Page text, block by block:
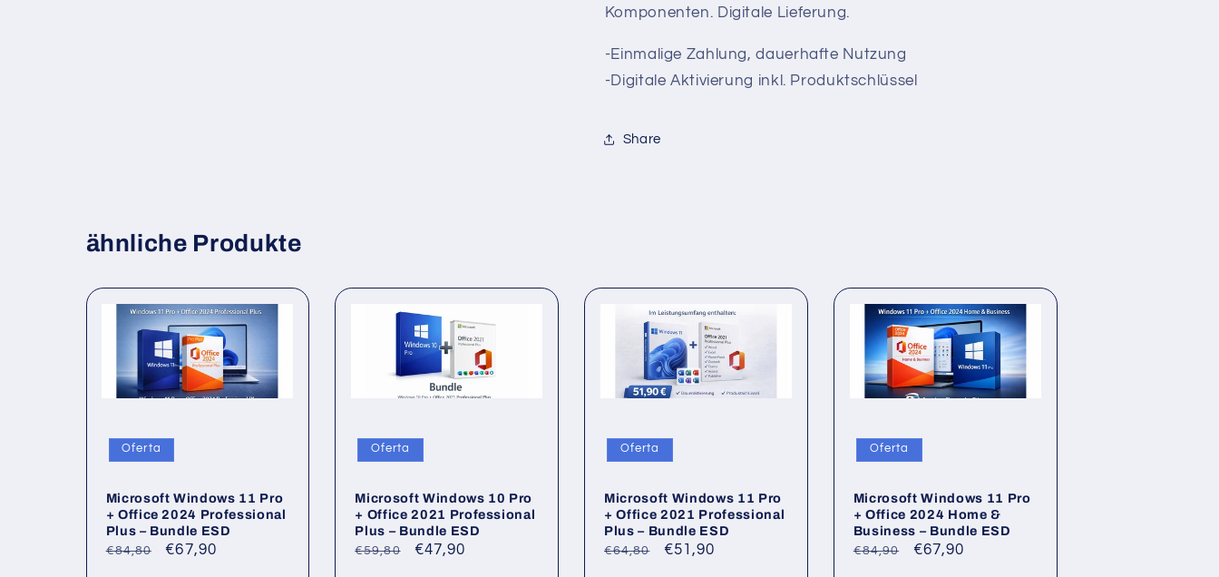
–
ESD
–
ESD
Komponenten. Digitale Lieferung.
-Einmalige Zahlung, dauerhafte Nutzung
-Digitale Aktivierung inkl. Produktschlüssel
Share
ähnliche Produkte
Microsoft Windows 11 Pro
+ Office 2024 Professional
Plus – Bundle ESD
Precio
€84,80
Precio
€67,90
Oferta
Microsoft Windows 10 Pro
+ Office 2021 Professional
Plus – Bundle ESD
Precio
€59,80
Precio
€47,90
Oferta
Microsoft Windows 11 Pro
+ Office 2021 Professional
Plus – Bundle ESD
Precio
€64,80
Precio
€51,90
Oferta
Microsoft Windows 11 Pro
+ Office 2024 Home &
Business – Bundle ESD
Precio
€84,90
Precio
€67,90
Oferta